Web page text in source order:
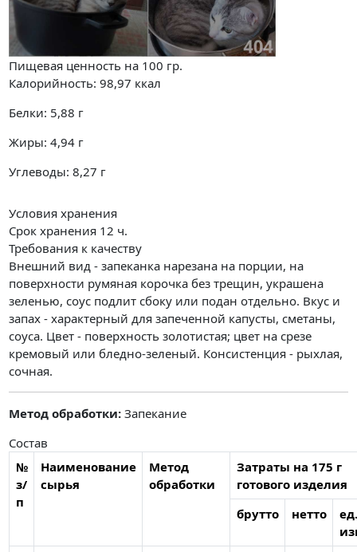
Пищевая ценность на 100 гр.
Калорийность: 98,97 ккал
Белки: 5,88 г
Жиры: 4,94 г
Углеводы: 8,27 г
Условия хранения
Срок хранения 12 ч.
Требования к качеству
Внешний вид - запеканка нарезана на порции, на
поверхности румяная корочка без трещин, украшена
зеленью, соус подлит сбоку или подан отдельно. Вкус и
запах - характерный для запеченной капусты, сметаны,
соуса. Цвет - поверхность золотистая; цвет на срезе
кремовый или бледно-зеленый. Консистенция - рыхлая,
сочная.
Метод обработки: Запекание
Состав
№
з/
п
Наименование
сырья
Метод
обработки
Затраты на 175 г
готового изделия
брутто
нетто
ед.